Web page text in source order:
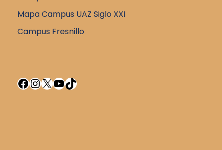
Mapa Campus UAZ Siglo XXI
Campus Fresnillo
Facebook InstagramX YouTube TikTok